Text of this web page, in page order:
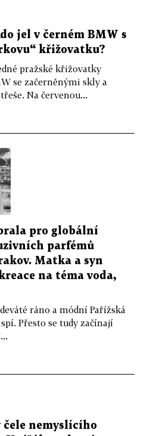
jel v černém BMW s
křižovatku?
pražské křižovatky
se začerněnými skly a
Na červenou...
pro globální
parfémů
Matka a syn
na téma voda,
ráno a módní Pařížská
Přesto se tudy začínají
nemyslícího